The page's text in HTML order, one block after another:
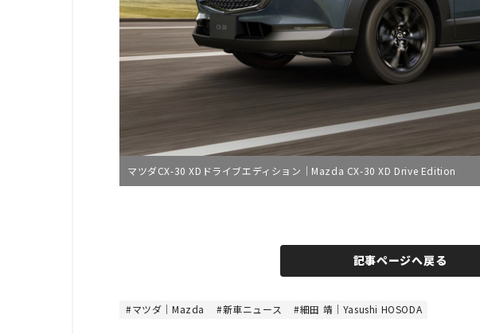
マツダCX-30 XDドライブエディション｜Mazda CX-30 XD Drive Edition
4
.
記事ページへ戻る
マツダ｜Mazda 新車ニュース 細田 靖｜Yasushi HOSODA